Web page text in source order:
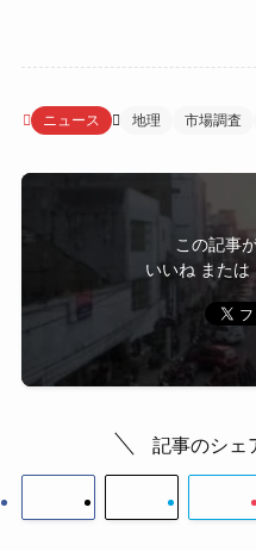
ニュース 地理 市場調査
この記事
いいね または
記事のシェ